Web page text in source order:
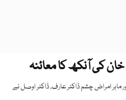
کی آنکھ کا معائنہ
ماہر امراض چشم ڈاکٹر عارف، ڈاکٹر اوصل نے